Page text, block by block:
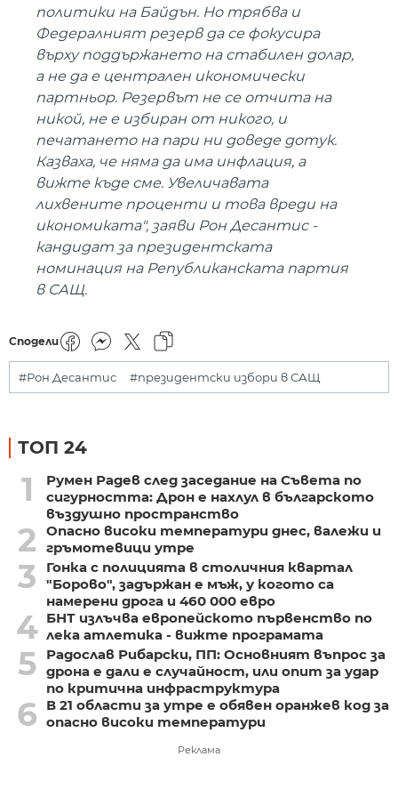
политики на Байдън. Но трябва и
Федералният резерв да се фокусира
върху поддържането на стабилен долар,
а не да е централен икономически
партньор. Резервът не се отчита на
никой, не е избиран от никого, и
печатането на пари ни доведе дотук.
Казваха, че няма да има инфлация, а
вижте къде сме. Увеличавата
лихвените проценти и това вреди на
икономиката", заяви Рон Десантис -
кандидат за президентската
номинация на Републиканската партия
в САЩ.
Сподели
#Рон Десантис #президентски избори в САЩ
ТОП 24
1
Румен Радев след заседание на Съвета по
сигурността: Дрон е нахлул в българското
въздушно пространство
2
Опасно високи температури днес, валежи и
гръмотевици утре
3
Гонка с полицията в столичния квартал
"Борово", задържан е мъж, у когото са
намерени дрога и 460 000 евро
4 БНТ излъчва европейското първенство по
лека атлетика - вижте програмата
5
Радослав Рибарски, ПП: Основният въпрос за
дрона е дали е случайност, или опит за удар
по критична инфраструктура
6
В 21 области за утре е обявен оранжев код за
опасно високи температури
Реклама